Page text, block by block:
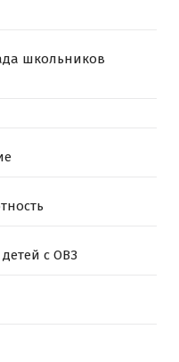
школьников
с ОВЗ